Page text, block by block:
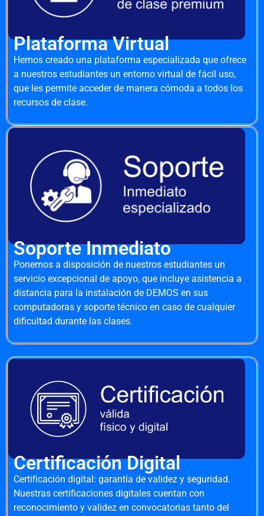
Plataforma Virtual
Hemos creado una plataforma especializada que ofrece
a nuestros estudiantes un entorno virtual de fácil uso,
que les permite acceder de manera cómoda a todos los
recursos de clase.
Soporte Inmediato
Ponemos a disposición de nuestros estudiantes un
servicio excepcional de apoyo, que incluye asistencia a
distancia para la instalación de DEMOS en sus
computadoras y soporte técnico en caso de cualquier
dificultad durante las clases.
Certificación Digital
Certificación digital: garantía de validez y seguridad.
Nuestras certificaciones digitales cuentan con
reconocimiento y validez en convocatorias tanto del